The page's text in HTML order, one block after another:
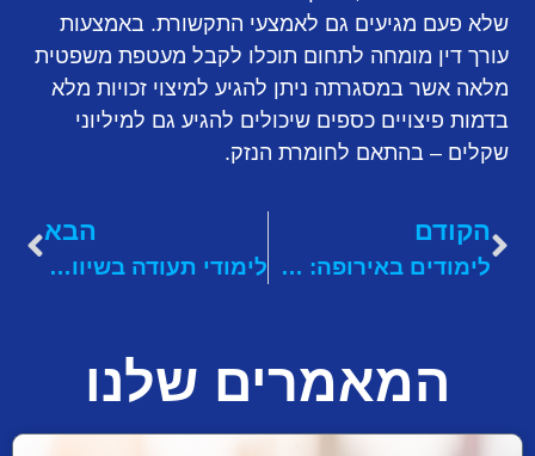
שלא פעם מגיעים גם לאמצעי התקשורת. באמצעות
עורך דין מומחה לתחום תוכלו לקבל מעטפת משפטית
מלאה אשר במסגרתה ניתן להגיע למיצוי זכויות מלא
בדמות פיצויים כספים שיכולים להגיע גם למיליוני
שקלים – בהתאם לחומרת הנזק.
הקודם
לימודים באירופה: כל הדרכים לחסוך בעלויות
הבא
לימודי תעודה בשיווק ברשתות החברתיות: המדריך המלא
המאמרים שלנו